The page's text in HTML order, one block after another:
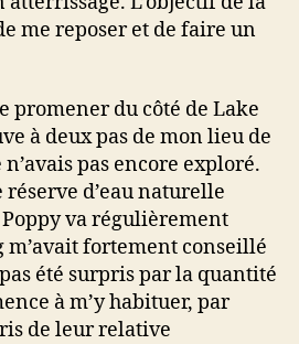
me reposer et de faire un
promener du côté de Lake
à deux pas de mon lieu de
pas encore exploré.
réserve d’eau naturelle
va régulièrement
m’avait fortement conseillé
pas été surpris par la quantité
à m’y habituer, par
de leur relative